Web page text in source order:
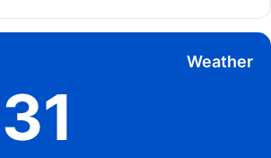
Weather
31